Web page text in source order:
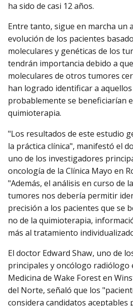
ha sido de casi 12 años.
Entre tanto, sigue en marcha un
evolución de los pacientes
moleculares y genéticas de los
tendrán importancia debido a
moleculares de otros tumores
han logrado identificar a
probablemente se beneficiarían
quimioterapia.
"Los resultados de este estudio
la práctica clínica", manifestó el
uno de los investigadores
oncología de la Clínica Mayo en
"Además, el análisis en curso de
tumores nos debería permitir
precisión a los pacientes que se
no de la quimioterapia,
más al tratamiento
El doctor Edward Shaw, uno de
principales y oncólogo radiólogo
Medicina de Wake Forest en
del Norte, señaló que los
considera candidatos aceptables